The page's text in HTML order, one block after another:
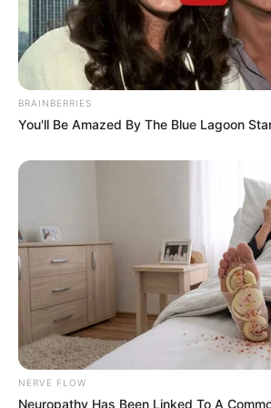
Search
All
Rezepte
Thunfischsalat mit Ei & Joghurt
und voller Protein!
BRAINBERRIES
You'll Be Amazed By The Blue Lagoon
NERVE FLOW
Neuropathy Has Been Linked To A